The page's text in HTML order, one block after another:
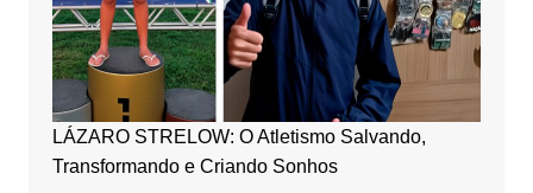
LÁZARO STRELOW: O Atletismo Salvando,
Transformando e Criando Sonhos